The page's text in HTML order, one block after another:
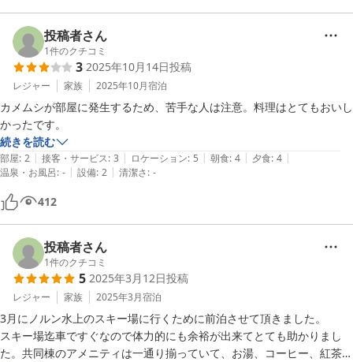
子供たちに少しでも自然を満喫させてあげればと企画しました。
自然いっぱい、虫いっぱいで子供たちは虫取りやBBQが思い出になっ
たようです。
ホームページは少し分かりづらかったですが、私たちが泊まったコテー
ジにはアメニティがしっかり装備してありました！ボディソープが空で
したが、始めからないものと考えていたのでありがたかったです。エア
コンも完備です。快適過ぎました。
食事もこれでもかというほど多く食べきれません。虫が多くアブやハチ
投稿者さん
1件のクチコミ
3 2025年10月14日投稿
レジャー 家族 2025年10月宿泊
カメムシが部屋に発生するため、苦手な人は注意。料理はとてもおいし
続きを読む
部屋: 2 | 接客・サービス: 3 | ロケーション: 5 | 朝食: 4 | 夕食: 4 |
温泉・お風呂: - | 設備: 2 | 清潔さ: -
412
投稿者さん
1件のクチコミ
5 2025年3月12日投稿
レジャー 家族 2025年3月宿泊
3月にノルン水上のスキー場に行くために前泊させて頂きました。
スキー場迄車ですぐなので体力的にも余裕が出来てとても助かりまし
た。共同棟のアメニティは一通り揃っていて、お湯、コーヒー、紅茶の